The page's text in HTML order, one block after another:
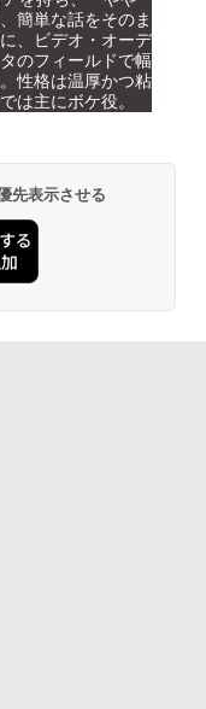
簡単な話をそのま
、ビデオ・オーデ
のフィールドで幅
性格は温厚かつ粘
は主にボケ役。
先表示させる